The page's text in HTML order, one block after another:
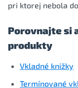
pri ktorej nebola
Porovnajte si
produkty
Vkladné knižky
Termínované